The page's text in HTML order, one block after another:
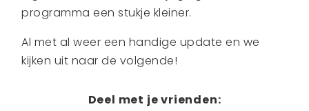
programma een stukje kleiner.
Al met al weer een handige update en we
kijken uit naar de volgende!
Deel met je vrienden: